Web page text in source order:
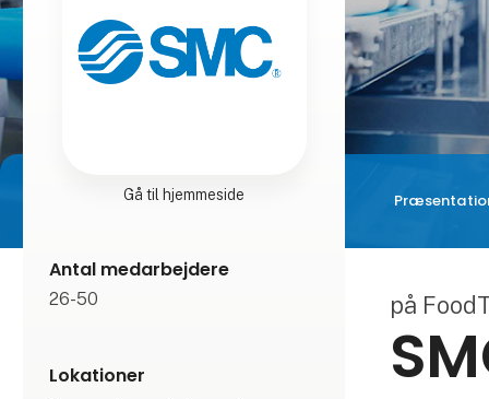
Gå til hjemmeside
Antal medarbejdere
26-50
Lokationer
på